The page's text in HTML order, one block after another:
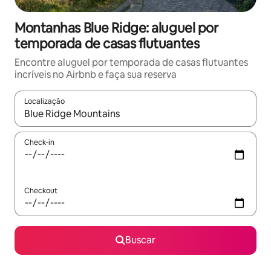
Montanhas Blue Ridge: aluguel por
temporada de casas flutuantes
Encontre aluguel por temporada de casas flutuantes
incríveis no Airbnb e faça sua reserva
Localização
Quando os resultados estiverem disponíveis, explore-os
Check-in
Checkout
Buscar